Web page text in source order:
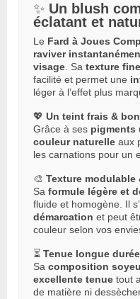
✨ Un blush
éclatant et
Le Fard à Joues
raviver
visage . Sa texture
facilité et permet une
léger à l’effet plus
💖 Un teint frais &
Grâce à ses pigments
couleur naturelle aux
les carnations pour un
🎨 Texture
Sa formule légère et
fluide et homogène. Il
démarcation et peut
couleur selon vos
⏳ Tenue longue
Sa composition
excellente tenue tout
de matière ni